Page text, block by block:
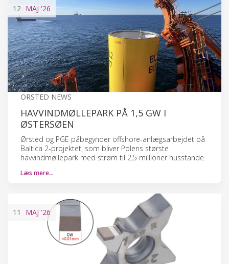
12 MAJ '26
ORSTED NEWS
HAVVINDMØLLEPARK PÅ 1,5 GW I
ØSTERSØEN
Ørsted og PGE påbegynder offshore-anlægsarbejdet på
Baltica 2-projektet, som bliver Polens største
havvindmøllepark med strøm til 2,5 millioner husstande.
Læs mere…
11 MAJ '26